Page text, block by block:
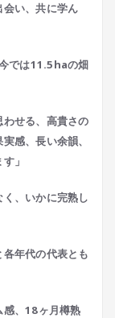
い、共に学ん
では11.5haの畑
わせる、高貴さの
感、長い余韻、
」
く、いかに完熟し
年代の代表とも
感、18ヶ月樽熟